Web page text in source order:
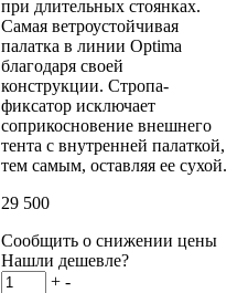
при длительных стоянках.
Самая ветроустойчивая
палатка в линии Optima
благодаря своей
конструкции. Стропа-
фиксатор исключает
соприкосновение внешнего
тента с внутренней палаткой,
тем самым, оставляя ее сухой.
29 500
Сообщить о снижении цены
Нашли дешевле?
+ -